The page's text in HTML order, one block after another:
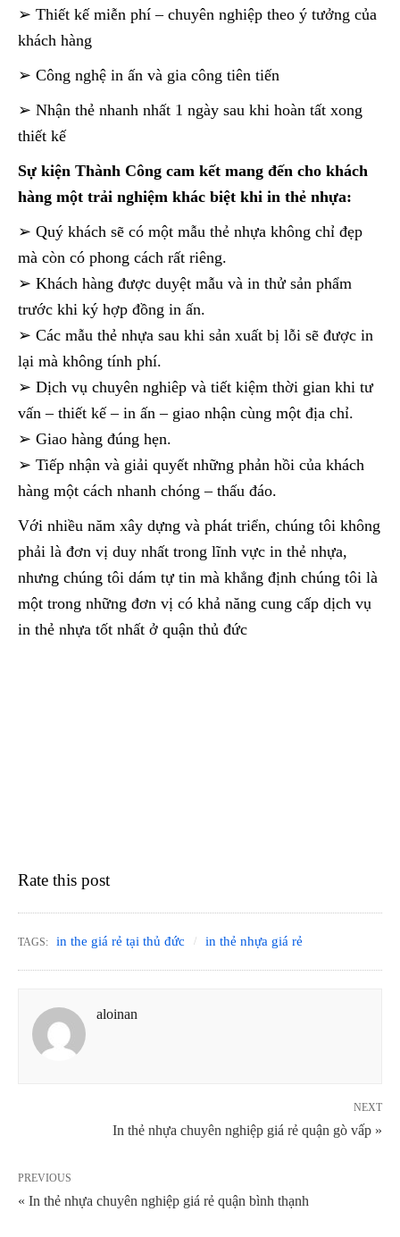
➢ Thiết kế miễn phí – chuyên nghiệp theo ý tưởng của
khách hàng
➢ Công nghệ in ấn và gia công tiên tiến
➢ Nhận thẻ nhanh nhất 1 ngày sau khi hoàn tất xong
thiết kế
Sự kiện Thành Công cam kết mang đến cho khách
hàng một trải nghiệm khác biệt khi in thẻ nhựa:
➢ Quý khách sẽ có một mẫu thẻ nhựa không chỉ đẹp
mà còn có phong cách rất riêng.
➢ Khách hàng được duyệt mẫu và in thử sản phẩm
trước khi ký hợp đồng in ấn.
➢ Các mẫu thẻ nhựa sau khi sản xuất bị lỗi sẽ được in
lại mà không tính phí.
➢ Dịch vụ chuyên nghiêp và tiết kiệm thời gian khi tư
vấn – thiết kế – in ấn – giao nhận cùng một địa chỉ.
➢ Giao hàng đúng hẹn.
➢ Tiếp nhận và giải quyết những phản hồi của khách
hàng một cách nhanh chóng – thấu đáo.
Với nhiều năm xây dựng và phát triển, chúng tôi không
phải là đơn vị duy nhất trong lĩnh vực in thẻ nhựa,
nhưng chúng tôi dám tự tin mà khẳng định chúng tôi là
một trong những đơn vị có khả năng cung cấp dịch vụ
in thẻ nhựa tốt nhất ở quận thủ đức
Rate this post
TAGS: in the giá rẻ tại thủ đức in thẻ nhựa giá rẻ
aloinan
NEXT
In thẻ nhựa chuyên nghiệp giá rẻ quận gò vấp »
PREVIOUS
« In thẻ nhựa chuyên nghiệp giá rẻ quận bình thạnh